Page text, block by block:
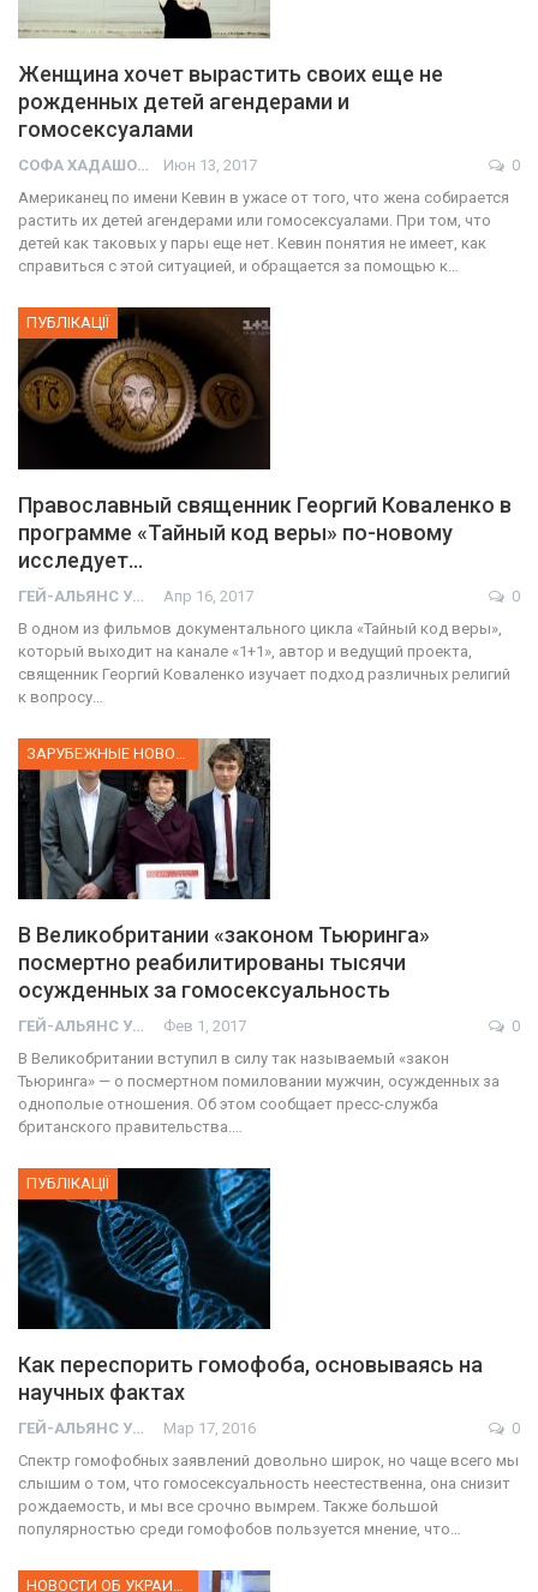
Женщина хочет вырастить своих еще не
рожденных детей агендерами и
гомосексуалами
СОФА ХАДАШОТ Июн 13, 2017
0
Американец по имени Кевин в ужасе от того, что жена собирается
растить их детей агендерами или гомосексуалами. При том, что
детей как таковых у пары еще нет. Кевин понятия не имеет, как
справиться с этой ситуацией, и обращается за помощью к…
ПУБЛІКАЦІЇ
Православный священник Георгий Коваленко в
программе «Тайный код веры» по-новому
исследует…
ГЕЙ-АЛЬЯНС УКРАИНА Апр 16, 2017
0
В одном из фильмов документального цикла «Тайный код веры»,
который выходит на канале «1+1», автор и ведущий проекта,
священник Георгий Коваленко изучает подход различных религий
к вопросу…
В Великобритании «законом Тьюринга»
посмертно реабилитированы тысячи
осужденных за гомосексуальность
ГЕЙ-АЛЬЯНС УКРАИНА Фев 1, 2017
0
В Великобритании вступил в силу так называемый «закон
Тьюринга» — о посмертном помиловании мужчин, осужденных за
однополые отношения. Об этом сообщает пресс-служба
британского правительства.…
ПУБЛІКАЦІЇ
Как переспорить гомофоба, основываясь на
научных фактах
ГЕЙ-АЛЬЯНС УКРАИНА Мар 17, 2016
0
Спектр гомофобных заявлений довольно широк, но чаще всего мы
слышим о том, что гомосексуальность неестественна, она снизит
рождаемость, и мы все срочно вымрем. Также большой
популярностью среди гомофобов пользуется мнение, что…
НОВОСТИ ОБ УКРАИНЕ